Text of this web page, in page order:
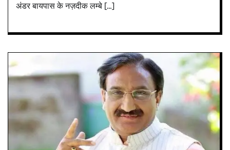
अंडर बायपास के नज़दीक लम्बे […]